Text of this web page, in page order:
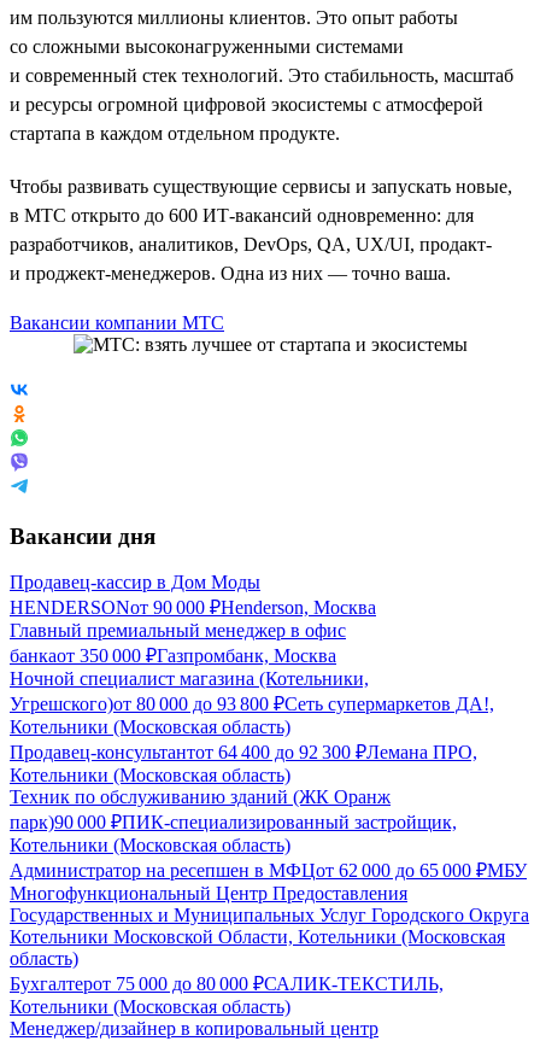
им пользуются миллионы клиентов. Это опыт работы
со сложными высоконагруженными системами
и современный стек технологий. Это стабильность, масштаб
и ресурсы огромной цифровой экосистемы с атмосферой
стартапа в каждом отдельном продукте.
Чтобы развивать существующие сервисы и запускать новые,
в МТС открыто до 600 ИТ-вакансий одновременно: для
разработчиков, аналитиков, DevOps, QA, UX/UI, продакт-
и проджект-менеджеров. Одна из них — точно ваша.
Вакансии компании МТС
Вакансии дня
Продавец-кассир в Дом Моды
HENDERSONот 90 000 ₽Henderson, Москва
Главный премиальный менеджер в офис
банкаот 350 000 ₽Газпромбанк, Москва
Ночной специалист магазина (Котельники,
Угрешского)от 80 000 до 93 800 ₽Сеть супермаркетов ДА!,
Котельники (Московская область)
Продавец-консультантот 64 400 до 92 300 ₽Лемана ПРО,
Котельники (Московская область)
Техник по обслуживанию зданий (ЖК Оранж
парк)90 000 ₽ПИК-специализированный застройщик,
Котельники (Московская область)
Администратор на ресепшен в МФЦот 62 000 до 65 000 ₽МБУ
Многофункциональный Центр Предоставления
Государственных и Муниципальных Услуг Городского Округа
Котельники Московской Области, Котельники (Московская
область)
Бухгалтерот 75 000 до 80 000 ₽САЛИК-ТЕКСТИЛЬ,
Котельники (Московская область)
Менеджер/дизайнер в копировальный центр